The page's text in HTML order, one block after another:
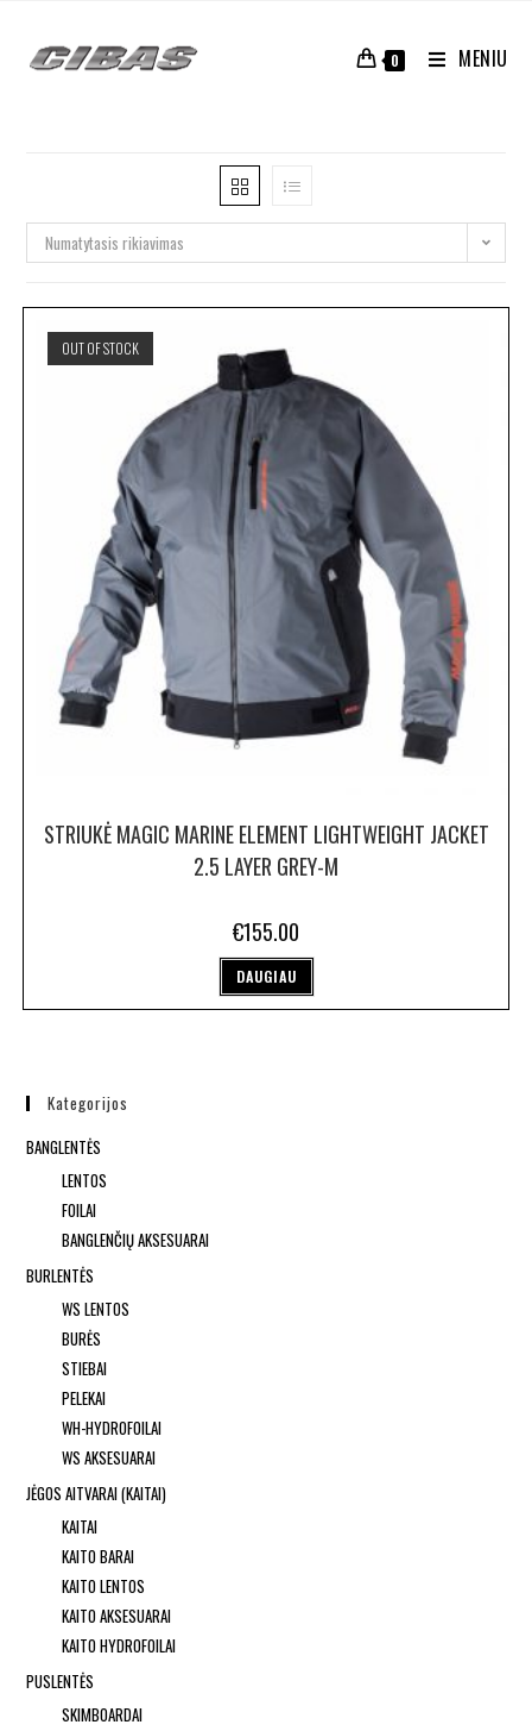
0 MENIU
Numatytasis rikiavimas
OUT OF STOCK
STRIUKĖ MAGIC MARINE ELEMENT LIGHTWEIGHT JACKET
2.5 LAYER GREY-M
€155.00
DAUGIAU
Kategorijos
BANGLENTĖS
LENTOS
FOILAI
BANGLENČIŲ AKSESUARAI
BURLENTĖS
WS LENTOS
BURĖS
STIEBAI
PELEKAI
WH-HYDROFOILAI
WS AKSESUARAI
JĖGOS AITVARAI (KAITAI)
KAITAI
KAITO BARAI
KAITO LENTOS
KAITO AKSESUARAI
KAITO HYDROFOILAI
PUSLENTĖS
SKIMBOARDAI